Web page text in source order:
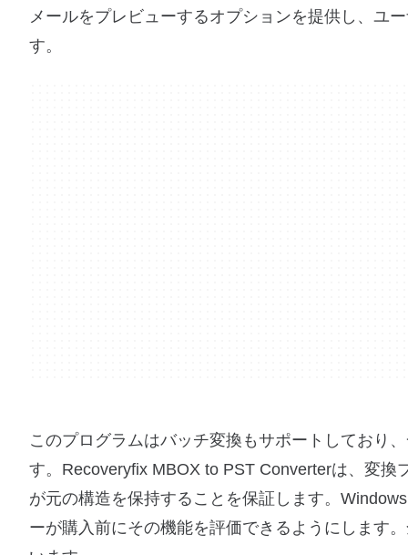
メールをプレビューするオプションを提供し、ユ
す。
このプログラムはバッチ変換もサポートしており
す。Recoveryfix MBOX to PST Converterは、変
が元の構造を保持することを保証します。
ーが購入前にその機能を評価できるようにします